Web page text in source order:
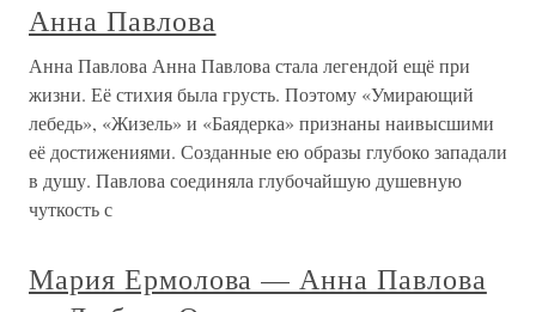
Анна Павлова
Анна Павлова Анна Павлова стала легендой ещё при
жизни. Её стихия была грусть. Поэтому «Умирающий
лебедь», «Жизель» и «Баядерка» признаны наивысшими
её достижениями. Созданные ею образы глубоко западали
в душу. Павлова соединяла глубочайшую душевную
чуткость с
Мария Ермолова — Анна Павлова